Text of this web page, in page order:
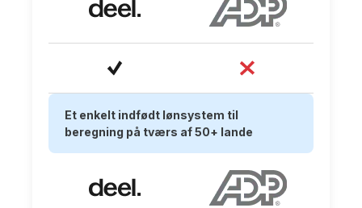
Et enkelt indfødt lønsystem til
beregning på tværs af 50+ lande